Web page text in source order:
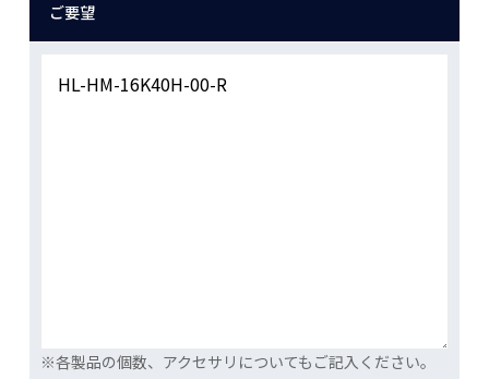
ご要望
※各製品の個数、アクセサリについてもご記入ください。